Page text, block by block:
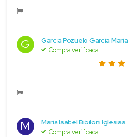
G Garcia Pozuelo Garcia Maria
Compra verificada
-
M Maria Isabel Bibiloni Iglesias
Compra verificada